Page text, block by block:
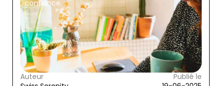
confiance.
Auteur
Publié le